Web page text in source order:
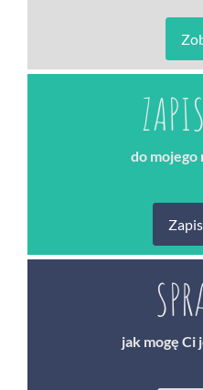
do
jak mogę Ci